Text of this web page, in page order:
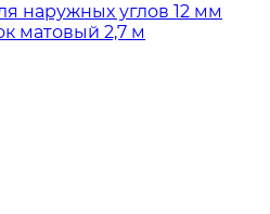
наружных углов 12 мм
матовый 2,7 м